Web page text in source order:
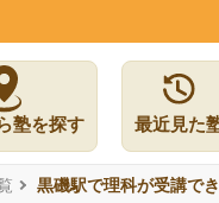
塾を探す 最近見た
黒磯駅で理科が受講で